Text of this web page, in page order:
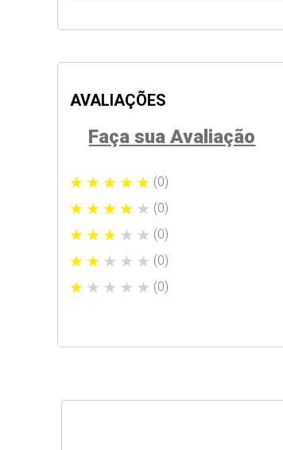
AVALIAÇÕES
Faça sua Avaliação
(0)
(0)
(0)
(0)
(0)